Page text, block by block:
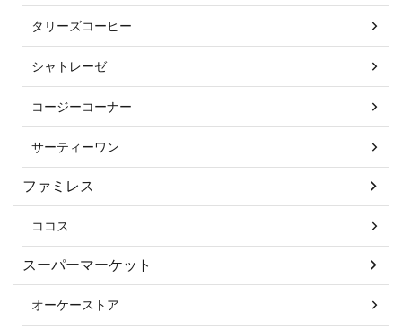
タリーズコーヒー
シャトレーゼ
コージーコーナー
サーティーワン
ファミレス
ココス
スーパーマーケット
オーケーストア